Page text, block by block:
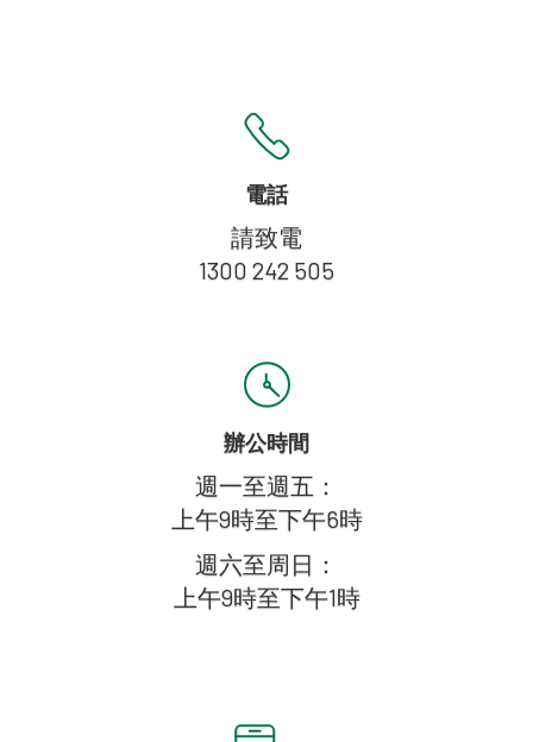
電話
請致電
1300 242 505
辦公時間
週一至週五：
上午9時至下午6時
週六至周日：
上午9時至下午1時